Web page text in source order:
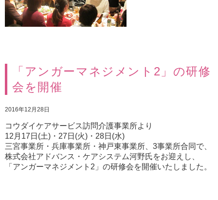
「アンガーマネジメント2」の研修
会を開催
2016年12月28日
コウダイケアサービス訪問介護事業所より
12月17日(土)・27日(火)・28日(水)
三宮事業所・兵庫事業所・神戸東事業所、3事業所合同で、
株式会社アドバンス・ケアシステム河野氏をお迎えし、
「アンガーマネジメント2」の研修会を開催いたしました。